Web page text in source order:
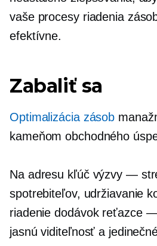
vaše procesy riadenia
efektívne.
Zabaliť sa
Optimalizácia zásob
kameňom obchodného
Na adresu kľúč výzvy —
spotrebiteľov, udržiavanie
riadenie dodávok reťazce
jasnú viditeľnosť a